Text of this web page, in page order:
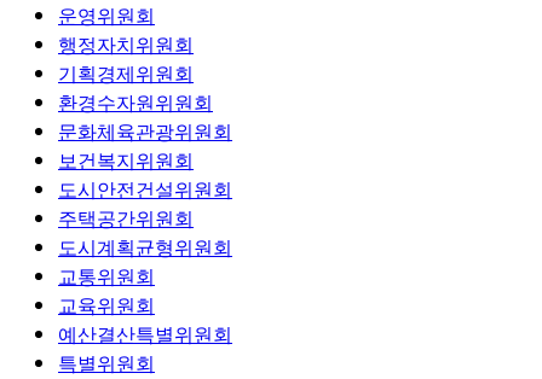
운영위원회
행정자치위원회
기획경제위원회
환경수자원위원회
문화체육관광위원회
보건복지위원회
도시안전건설위원회
주택공간위원회
도시계획균형위원회
교통위원회
교육위원회
예산결산특별위원회
특별위원회